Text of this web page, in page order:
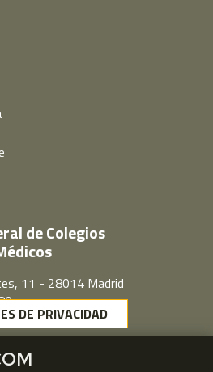
de Colegios
11 - 28014 Madrid
DE PRIVACIDAD